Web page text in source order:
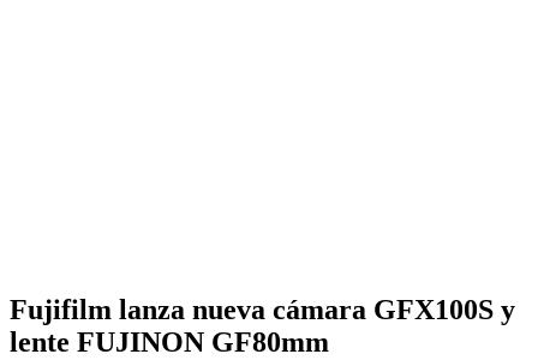
Fujifilm lanza nueva cámara GFX100S y
lente FUJINON GF80mm